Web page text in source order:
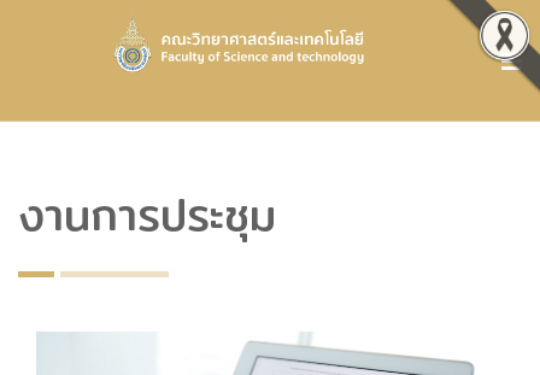
งานการประชุม